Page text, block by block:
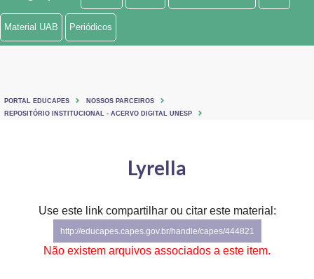
Ministério de Minas e Energia
Ministério do Turismo
Material UAB Periódicos
PORTAL EDUCAPES
NOSSOS PARCEIROS
REPOSITÓRIO INSTITUCIONAL - ACERVO DIGITAL UNESP
Lyrella
Use este link compartilhar ou citar este material:
http://educapes.capes.gov.br/handle/capes/444821
Não existem arquivos associados a este item.